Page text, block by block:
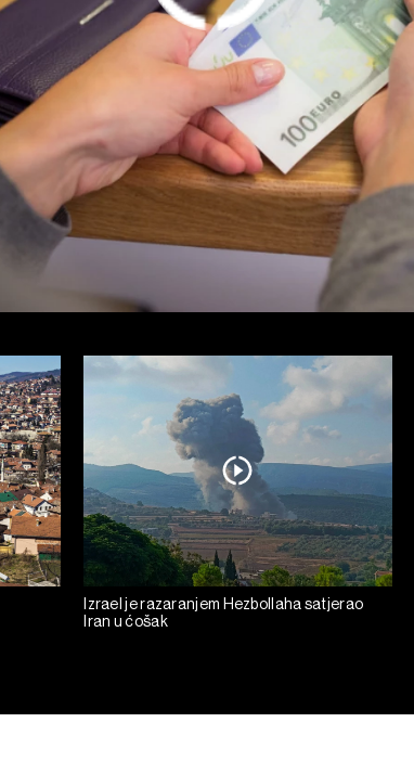
Izrael je razaranjem Hezbollaha satjerao
Iran u ćošak